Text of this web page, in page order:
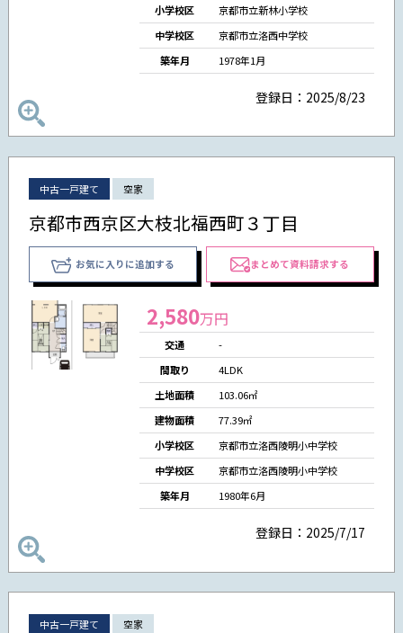
小学校区
京都市立新林小学校
中学校区
京都市立洛西中学校
築年月
1978年1月
登録日：2025/8/23
中古一戸建て 空家
京都市西京区大枝北福西町３丁目
お気に入りに追加する まとめて資料請求する
2,580万円
交通
-
間取り
4LDK
土地面積
103.06㎡
建物面積
77.39㎡
小学校区
京都市立洛西陵明小中学校
中学校区
京都市立洛西陵明小中学校
築年月
1980年6月
登録日：2025/7/17
中古一戸建て 空家